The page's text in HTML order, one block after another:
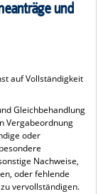
und
auf Vollständigkeit
Gleichbehandlung
Vergabeordnung
oder
Nachweise,
oder fehlende
vervollständigen.